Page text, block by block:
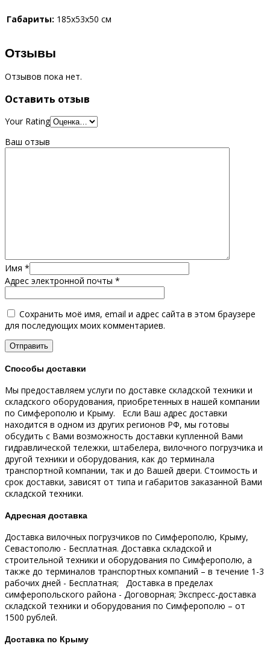
Габариты: 185x53x50 см
Отзывы
Отзывов пока нет.
Оставить отзыв
Your Rating
Ваш отзыв
Имя *
Адрес электронной почты *
Сохранить моё имя, email и адрес сайта в этом браузере
для последующих моих комментариев.
Способы доставки
Мы предоставляем услуги по доставке складской техники и
складского оборудования, приобретенных в нашей компании
по Симферополю и Крыму.
Если Ваш адрес доставки
находится в одном из других регионов РФ, мы готовы
обсудить с Вами возможность доставки купленной Вами
гидравлической тележки, штабелера, вилочного погрузчика и
другой техники и оборудования, как до терминала
транспортной компании, так и до Вашей двери. Стоимость и
срок доставки, зависят от типа и габаритов заказанной Вами
складской техники.
Адресная доставка
Доставка вилочных погрузчиков по Симферополю, Крыму,
Севастополю - Бесплатная. Доставка складской и
строительной техники и оборудования по Симферополю, а
также до терминалов транспортных компаний – в течение 1-3
рабочих дней - Бесплатная; Доставка в пределах
симферопольского района - Договорная; Экспресс-доставка
складской техники и оборудования по Симферополю – от
1500 рублей.
Доставка по Крыму